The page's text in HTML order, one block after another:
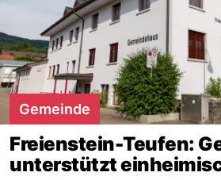
Gemeinde
Freienstein-Teufen:
unterstützt